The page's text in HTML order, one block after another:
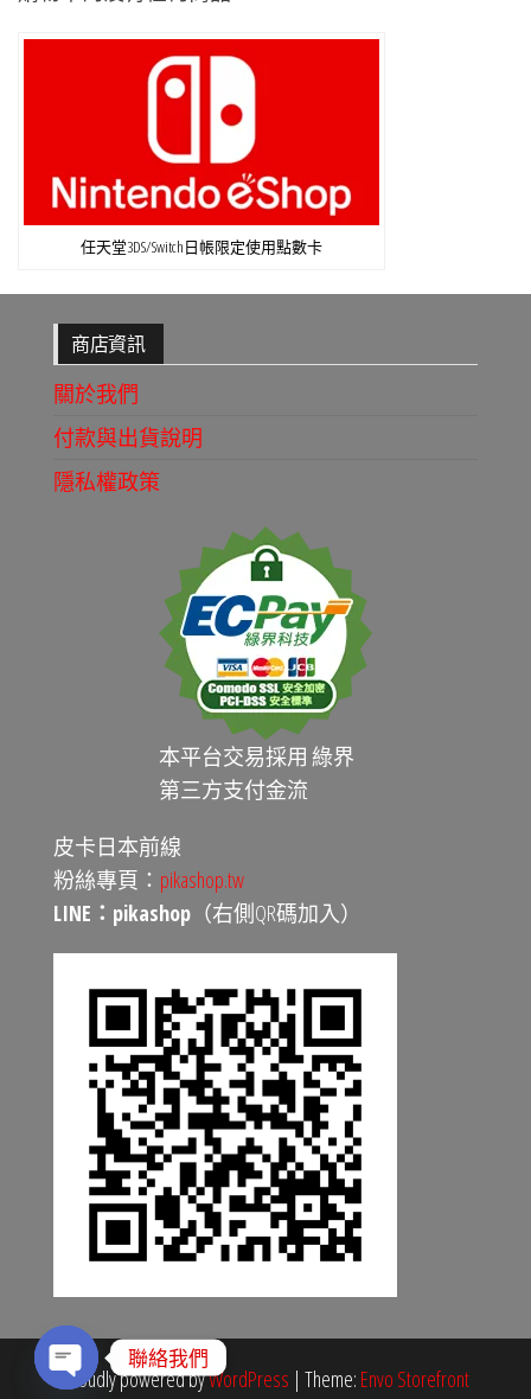
任天堂3DS/Switch日帳限定使用點數卡
商店資訊
關於我們
付款與出貨說明
隱私權政策
本平台交易採用 綠界
第三方支付金流
皮卡日本前線
粉絲專頁： pikashop.tw
LINE：pikashop （右側QR碼加入）
Proudly powered byWordPress | Theme: Envo Storefront
聯絡我們